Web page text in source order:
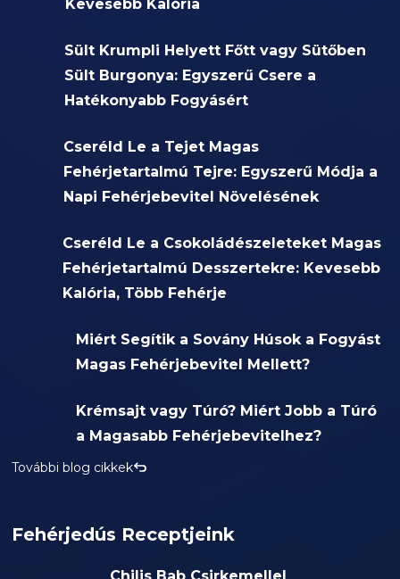
Kevesebb Kalória
Sült Krumpli Helyett Főtt vagy Sütőben
Sült Burgonya: Egyszerű Csere a
Hatékonyabb Fogyásért
Cseréld Le a Tejet Magas
Fehérjetartalmú Tejre: Egyszerű Módja a
Napi Fehérjebevitel Növelésének
Cseréld Le a Csokoládészeleteket Magas
Fehérjetartalmú Desszertekre: Kevesebb
Kalória, Több Fehérje
Miért Segítik a Sovány Húsok a Fogyást
Magas Fehérjebevitel Mellett?
Krémsajt vagy Túró? Miért Jobb a Túró
a Magasabb Fehérjebevitelhez?
További blog cikkek
Fehérjedús Receptjeink